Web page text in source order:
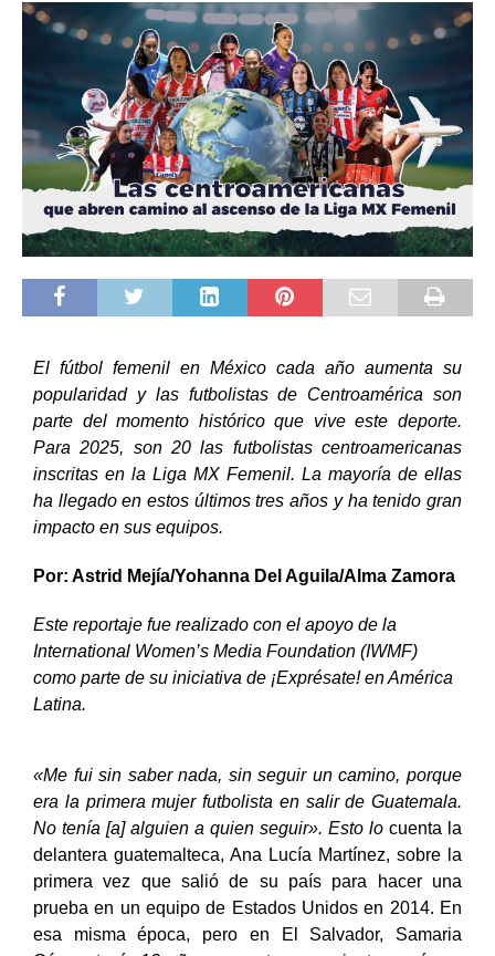
El fútbol femenil en México cada año aumenta su
popularidad y las futbolistas de Centroamérica son
parte del momento histórico que vive este deporte.
Para 2025, son 20 las futbolistas centroamericanas
inscritas en la Liga MX Femenil. La mayoría de ellas
ha llegado en estos últimos tres años y ha
impacto en sus equipos.
Por: Astrid Mejía/Yohanna Del Aguila/Alma Zamora
Este reportaje fue realizado con el apoyo de la
International Women’s Media Foundation (IWMF)
como parte de su iniciativa de ¡Exprésate! en América
«Me fui sin saber nada, sin seguir un camino, porque
era la primera mujer futbolista en salir de Guatemala.
No tenía [a] alguien a quien seguir». Esto locuenta la
delantera guatemalteca, Ana Lucía Martínez, sobre la
primera vez que salió de su país para hacer una
prueba en un equipo de Estados Unidos en 2014. En